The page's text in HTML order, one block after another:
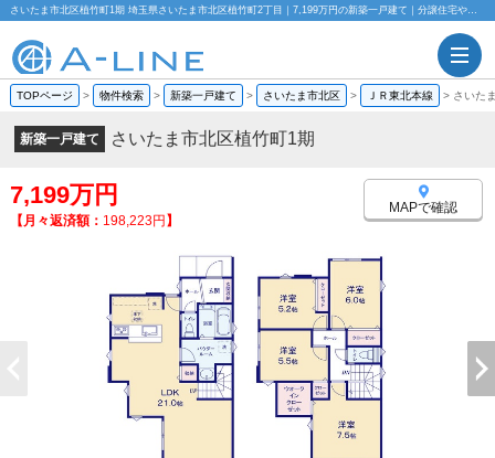
さいたま市北区植竹町1期 埼玉県さいたま市北区植竹町2丁目｜7,199万円の新築一戸建て｜分譲住宅や新築物件｜株式会社A-LINE
TOPページ > 物件検索 > 新築一戸建て > さいたま市北区 > ＪＲ東北本線 > さいた
新築一戸建て さいたま市北区植竹町1期
7,199万円
【月々返済額： 198,223円】
MAPで確認